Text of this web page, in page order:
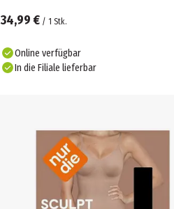
34,99 € / 1 Stk.
Online verfügbar
In die Filiale lieferbar